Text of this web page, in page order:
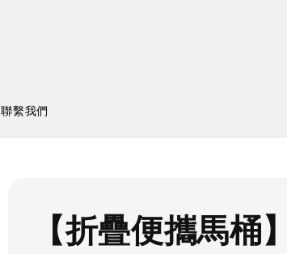
聯繫我們
【折疊便攜馬桶